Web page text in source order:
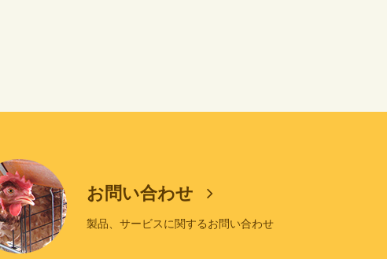
お問い合わせ
製品、サービスに関するお問い合わせ